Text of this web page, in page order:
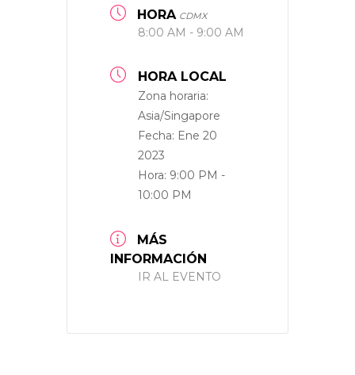
HORA CDMX
8:00 AM - 9:00 AM
HORA LOCAL
Zona horaria:
Asia/Singapore
Fecha: Ene 20
2023
Hora: 9:00 PM -
10:00 PM
MÁS
INFORMACIÓN
IR AL EVENTO